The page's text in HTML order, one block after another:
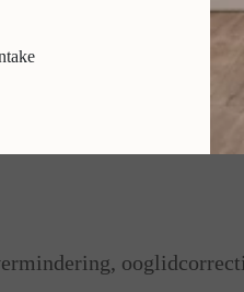
mannen uit heel